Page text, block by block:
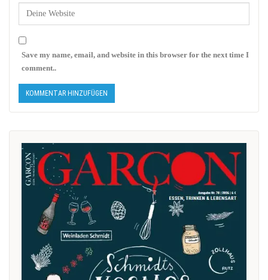
Save my name, email, and website in this browser for the next time I
comment..